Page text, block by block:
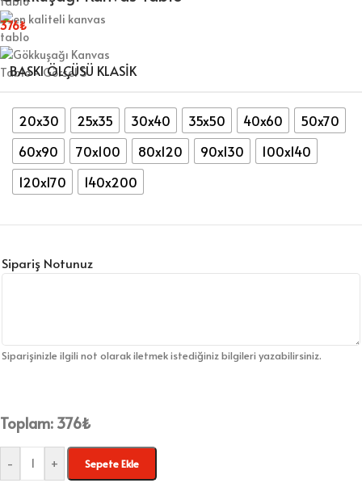
376₺
BASKI ÖLÇÜSÜ KLASIK
20x30 25x35 30x40 35x50 40x60
50x70
60x90
70x100 80x120 90x130
100x140
120x170
140x200
Sipariş Notunuz
Siparişinizle ilgili not olarak iletmek istediğiniz bilgileri yazabilirsiniz.
Toplam: 376₺
- + Sepete Ekle